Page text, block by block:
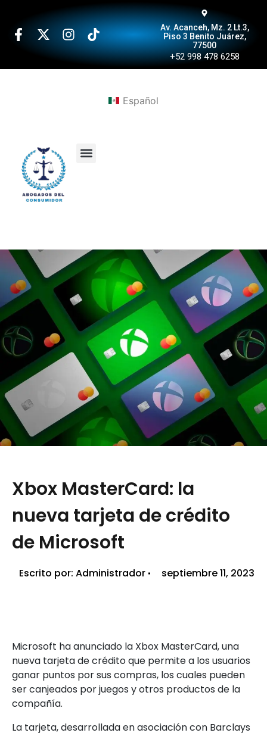
Av. Acanceh, Mz. 2 Lt.3,
Piso 3 Benito Juárez,
77500
+52 998 478 6258
Español
Xbox MasterCard: la
nueva tarjeta de crédito
de Microsoft
Escrito por: Administrador septiembre 11, 2023
Microsoft ha anunciado la Xbox MasterCard, una
nueva tarjeta de crédito que permite a los usuarios
ganar puntos por sus compras, los cuales pueden
ser canjeados por juegos y otros productos de la
compañía.
La tarjeta, desarrollada en asociación con Barclays